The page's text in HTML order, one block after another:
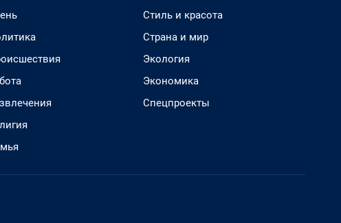
Стиль и красота
Страна и мир
Экология
Экономика
Спецпроекты